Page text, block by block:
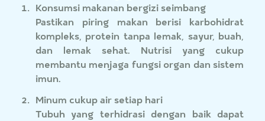
Konsumsi makanan bergizi seimbang
Pastikan piring makan berisi karbohidrat
kompleks, protein tanpa lemak, sayur, buah,
dan lemak sehat. Nutrisi yang cukup
membantu menjaga fungsi organ dan sistem
imun.
Minum cukup air setiap hari
Tubuh yang terhidrasi dengan baik dapat